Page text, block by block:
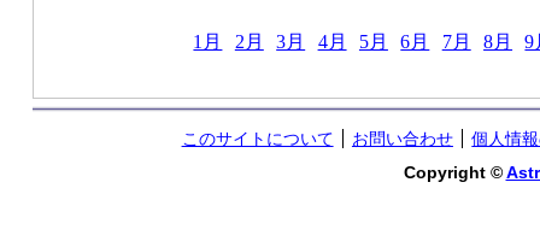
1月 2月 3月 4月 5月 6月 7月 8月 9
このサイトについて お問い合わせ
個人情
Copyright ©